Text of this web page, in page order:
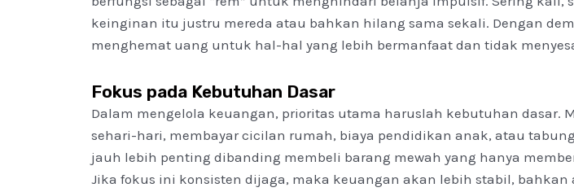
keinginan itu justru mereda atau bahkan hilang sama sekali. Dengan
menghemat uang untuk hal-hal yang lebih bermanfaat dan tidak
Fokus pada Kebutuhan Dasar
Dalam mengelola keuangan, prioritas utama haruslah kebutuhan dasar.
sehari-hari, membayar cicilan rumah, biaya pendidikan anak, atau
jauh lebih penting dibanding membeli barang mewah yang hanya
Jika fokus ini konsisten dijaga, maka keuangan akan lebih stabil,